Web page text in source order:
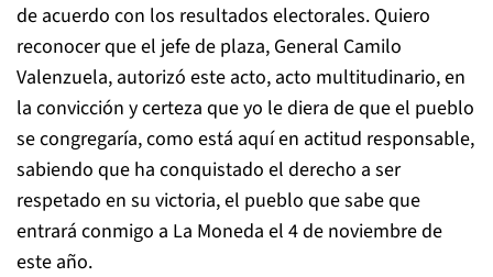
de acuerdo con los resultados electorales. Quiero
reconocer que el jefe de plaza, General Camilo
Valenzuela, autorizó este acto, acto multitudinario, en
la convicción y certeza que yo le diera de que el pueblo
se congregaría, como está aquí en actitud responsable,
sabiendo que ha conquistado el derecho a ser
respetado en su victoria, el pueblo que sabe que
entrará conmigo a La Moneda el 4 de noviembre de
este año.